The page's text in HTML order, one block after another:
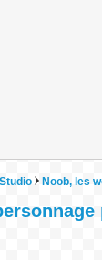
Noob, les